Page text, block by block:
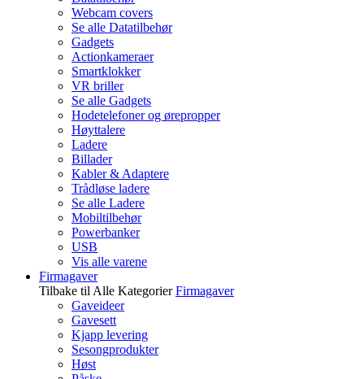
Webcam covers
Se alle Datatilbehør
Gadgets
Actionkameraer
Smartklokker
VR briller
Se alle Gadgets
Hodetelefoner og ørepropper
Høyttalere
Ladere
Billader
Kabler & Adaptere
Trådløse ladere
Se alle Ladere
Mobiltilbehør
Powerbanker
USB
Vis alle varene
Firmagaver
Tilbake til Alle Kategorier Firmagaver
Gaveideer
Gavesett
Kjapp levering
Sesongprodukter
Høst